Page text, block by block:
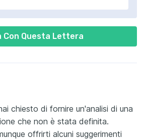
Con Questa Lettera
chiesto di fornire un'analisi di una
che non è stata definita.
offrirti alcuni suggerimenti